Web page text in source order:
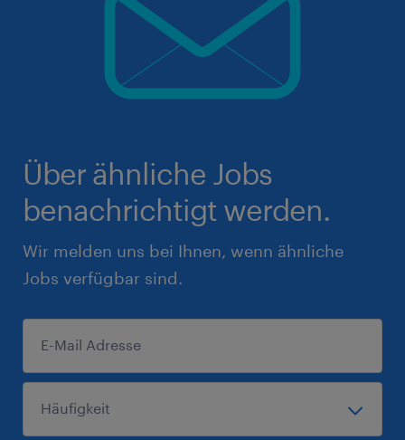
Über ähnliche Jobs
benachrichtigt werden.
Wir melden uns bei Ihnen, wenn ähnliche
Jobs verfügbar sind.